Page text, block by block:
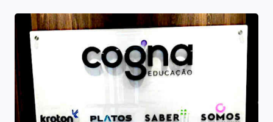
Newsletters
Cotações
Comprar ou vender?
Carteiras Recomendadas